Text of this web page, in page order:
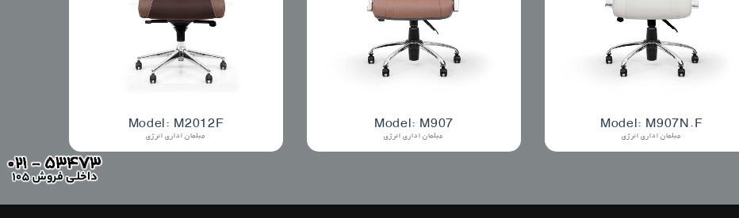
Model: M2012F
مبلمان اداری انرژی
Model: M907
مبلمان اداری انرژی
Model: M907N.F
مبلمان اداری انرژی